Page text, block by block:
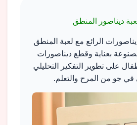
ديناصور المنطق
الرائع مع لعبة المنطق
بعناية وقطع ديناصورات
على تطوير التفكير التحليلي
في جو من المرح والتعلم.​